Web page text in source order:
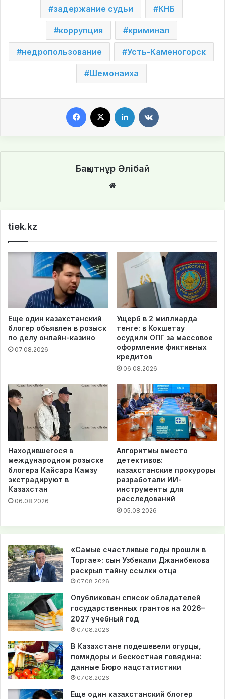
задержание судьи КНБ
коррупция криминал
недропользование Усть-Каменогорск
Шемонаиха
Бақытнұр Әлібай
te
tiek.kz
Еще один казахстанский
блогер объявлен в розыск
по делу онлайн-казино
07.08.2026
Ущерб в 2 миллиарда
тенге: в Кокшетау
осудили ОПГ за массовое
оформление фиктивных
кредитов
06.08.2026
Находившегося в
международном розыске
блогера Кайсара Камзу
экстрадируют в
Казахстан
06.08.2026
Алгоритмы вместо
детективов:
казахстанские прокуроры
разработали ИИ-
инструменты для
расследований
05.08.2026
«Самые счастливые годы прошли в
Торгае»: сын Узбекали Джанибекова
раскрыл тайну ссылки отца
07.08.2026
Опубликован список обладателей
государственных грантов на 2026–
2027 учебный год
07.08.2026
В Казахстане подешевели огурцы,
помидоры и бескостная говядина:
данные Бюро нацстатистики
07.08.2026
Еще один казахстанский блогер